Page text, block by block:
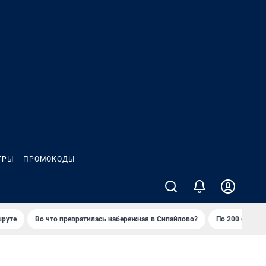
ПРОМОКОДЫ
Во что превратилась набережная в Сипайлово? По 200